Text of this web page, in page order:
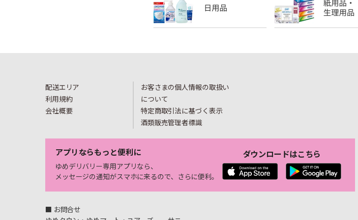
配送エリア
利用規約
会社概要
お客さまの個人情報の取扱い
について
特定商取引法に基づく表示
酒類販売管理者標識
アプリならもっと便利に
ゆめデリバリー専用アプリなら、
メッセージの通知がスマホに来るので、さらに便利。
ダウンロードはこちら
■ お問合せ